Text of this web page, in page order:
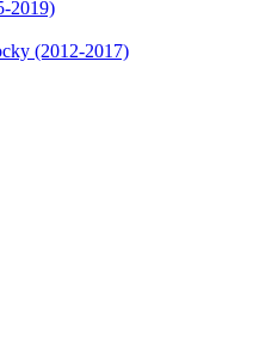
2019)
(2012-2017)